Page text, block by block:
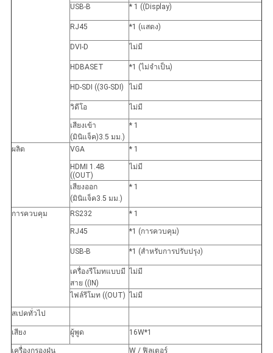
USB-B * 1 ((Display)
RJ45 *1 (แสดง)
DVI-D ไม่มี
HDBASET *1 (ไม่จําเป็น)
HD-SDI ((3G-SDI) ไม่มี
วิดีโอ ไม่มี
เสียงเข้า
(มินิแจ็ค)3.5 มม.)
* 1
ผลิต VGA * 1
HDMI 1.4B
((OUT)
ไม่มี
เสียงออก
(มินิแจ็ค3.5 มม.)
* 1
การควบคุม RS232 * 1
RJ45 *1 (การควบคุม)
USB-B *1 (สําหรับการปรับปรุง)
เครื่องรีโมทแบบมี
สาย ((IN)
ไม่มี
ไฟล์รีโมท ((OUT) ไม่มี
สเปคทั่วไป
เสียง ผู้พูด 16W*1
เครื่องกรองฝุ่น W / ฟิลเตอร์